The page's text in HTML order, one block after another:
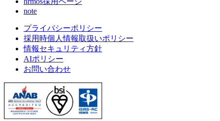
note
プライバシーポリシー
採用時個人情報取扱いポリシー
情報セキュリティ方針
AIポリシー
お問い合わせ